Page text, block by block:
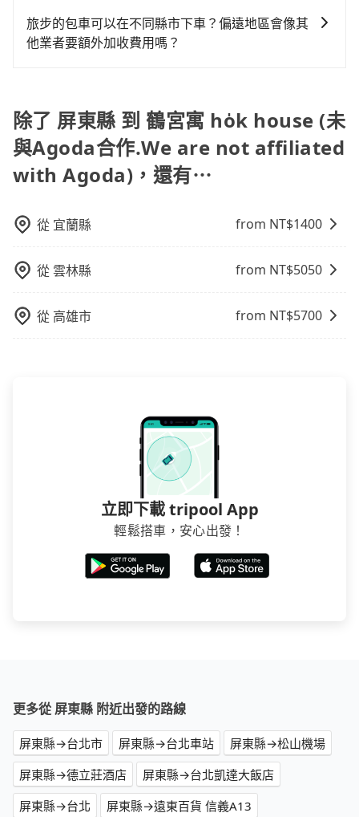
續爭議。此外，是否需要給司機紅包或小費，則可以由
您自行決定。不過，建議可事先詢問司機是否接受。」
上、下車，不需與旅客共乘。但通常需要提前預約。 客
運：最經濟實惠的交通方式，通常有固定的路線和時間
高，車輛選擇不如包車多，且大都屬短程接駁為主。
旅步的包車可以在不同縣市下車？偏遠地區會像其
他業者要額外加收費用嗎？
用，不會像其他業者那樣收取額外費用。但如果您需要
前往的地點屬於高海拔山區等特殊地點，就可能會需要
支付額外的費用，不過別擔心，您可以透過旅步官網查
詢到具體的費用。
除了 屏東縣 到 鶴宮寓 ho̍k house (未
與Agoda合作.We are not affiliated
with Agoda)，還有⋯
從 宜蘭縣 from NT$1400
從雲林縣 from NT$5050
從 高雄市 from NT$5700
立即下載 tripool App
輕鬆搭車，安心出發！
更多從 屏東縣 附近出發的路線
屏東縣→台北市 屏東縣→台北車站
屏東縣→松山機場
屏東縣→德立莊酒店
屏東縣→台北凱達大飯店
屏東縣→台北
屏東縣→遠東百貨 信義A13